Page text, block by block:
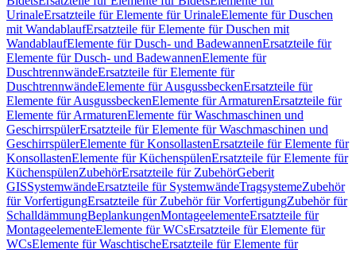
UrinaleErsatzteile für Elemente für UrinaleElemente für Duschen
mit WandablaufErsatzteile für Elemente für Duschen mit
WandablaufElemente für Dusch- und BadewannenErsatzteile für
Elemente für Dusch- und BadewannenElemente für
DuschtrennwändeErsatzteile für Elemente für
DuschtrennwändeElemente für AusgussbeckenErsatzteile für
Elemente für AusgussbeckenElemente für ArmaturenErsatzteile für
Elemente für ArmaturenElemente für Waschmaschinen und
GeschirrspülerErsatzteile für Elemente für Waschmaschinen und
GeschirrspülerElemente für KonsollastenErsatzteile für Elemente für
KonsollastenElemente für KüchenspülenErsatzteile für Elemente für
KüchenspülenZubehörErsatzteile für ZubehörGeberit
GISSystemwändeErsatzteile für SystemwändeTragsystemeZubehör
für VorfertigungErsatzteile für Zubehör für VorfertigungZubehör für
SchalldämmungBeplankungenMontageelementeErsatzteile für
MontageelementeElemente für WCsErsatzteile für Elemente für
WCsElemente für WaschtischeErsatzteile für Elemente für